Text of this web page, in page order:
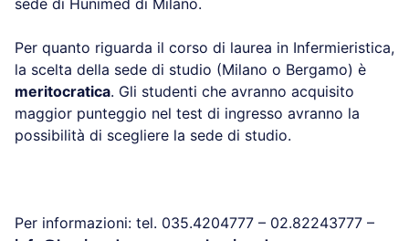
Per quanto riguarda il corso di laurea in Infermieristica,
la scelta della sede di studio (Milano o Bergamo) è
meritocratica. Gli studenti che avranno acquisito
maggior punteggio nel test di ingresso avranno la
possibilità di scegliere la sede di studio.
Per informazioni: tel. 035.4204777 – 02.82243777 –